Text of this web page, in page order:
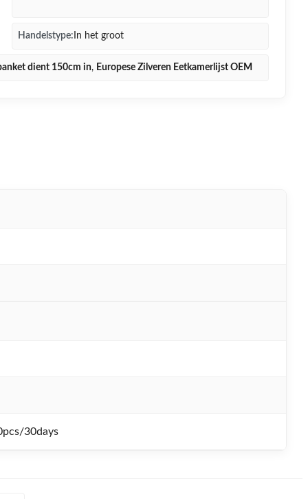
Handelstype: In het groot
dient 150cm in, Europese Zilveren Eetkamerlijst OEM
30days